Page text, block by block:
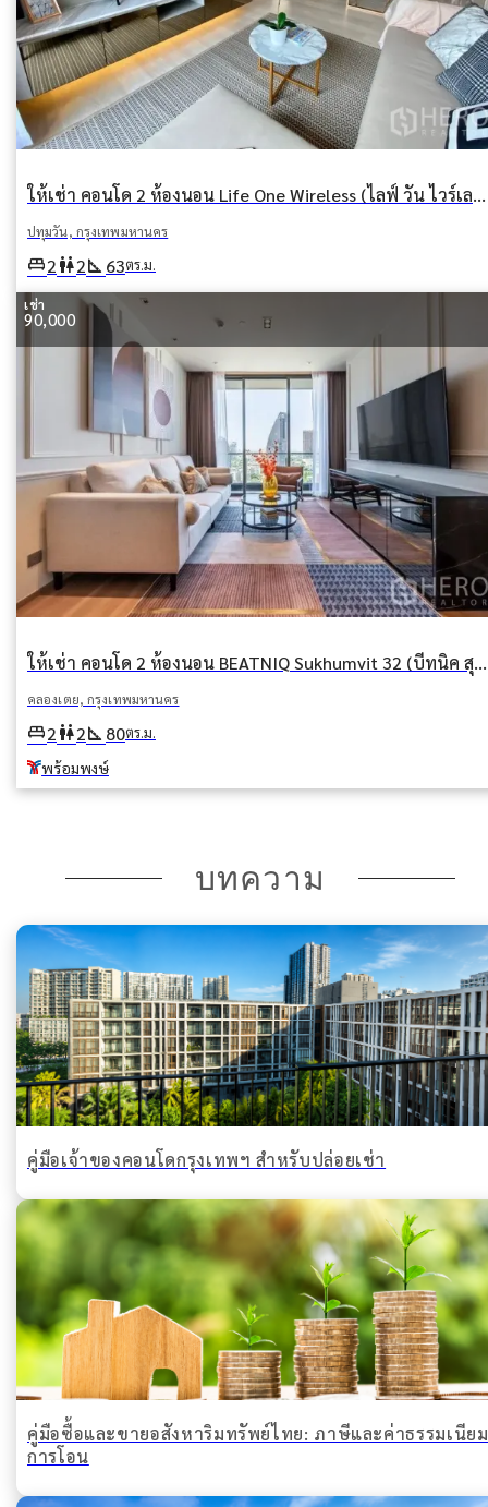
ให้เช่า คอนโด 2 ห้องนอน Life One Wireless (ไลฟ์ วัน ไวร์เลส) ปทุมวัน ปทุมวัน กรุงเทพมหานคร
ปทุมวัน, กรุงเทพมหานคร
king_bed2wc2square_foot 63ตร.ม.
เช่า
90,000
ให้เช่า คอนโด 2 ห้องนอน BEATNIQ Sukhumvit 32 (บีทนิค สุขุมวิท 32) คลองตัน คลองเตย กรุงเทพมหานคร BTS พร้อมพงษ์
คลองเตย, กรุงเทพมหานคร
king_bed2wc2square_foot 80ตร.ม.
พร้อมพงษ์
บทความ
คู่มือเจ้าของคอนโดกรุงเทพฯ สำหรับปล่อยเช่า
คู่มือซื้อและขายอสังหาริมทรัพย์ไทย: ภาษีและค่าธรรมเนียม
การโอน